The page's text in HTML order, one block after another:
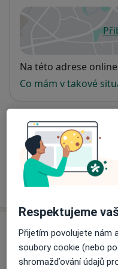
Dostupnost
Na této adrese
Co mám v takové
Způsoby platby
Na teto adrese
Detaily
Názory
Respektujeme
Přijetím povolujete nám
soubory cookie (nebo
shromažďování údajů